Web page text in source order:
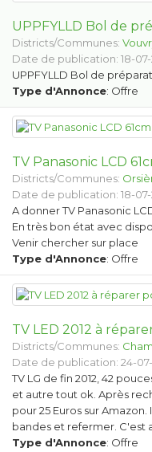
UPPFYLLD Bol de
Districts/Communes:
Date de publication: 18-
UPPFYLLD Bol de
Type d'Annonce: Offre
TV Panasonic LCD
Districts/Communes:
Date de publication: 18-
A donner TV Panasonic
En très bon état avec
Venir chercher sur place
Type d'Annonce: Offre
TV LED 2012 à
Districts/Communes:
Date de publication: 24-
TV LG de fin 2012, 42
et autre tout ok. Après
pour 25 Euros sur
bandes et refermer. C'est
Type d'Annonce: Offre